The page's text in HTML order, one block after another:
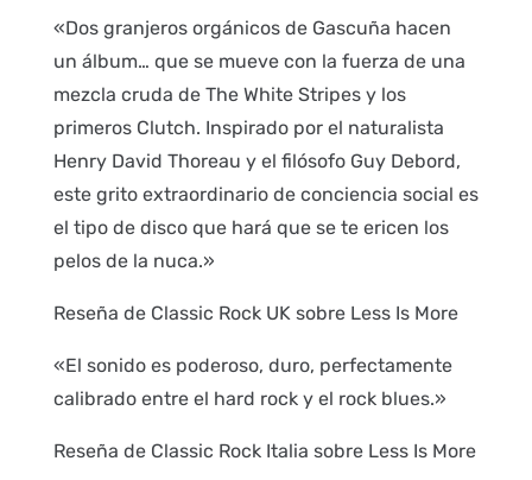
«Dos granjeros orgánicos de Gascuña hacen
un álbum… que se mueve con la fuerza de una
mezcla cruda de The White Stripes y los
primeros Clutch. Inspirado por el naturalista
Henry David Thoreau y el filósofo Guy Debord,
este grito extraordinario de conciencia social es
el tipo de disco que hará que se te ericen los
pelos de la nuca.»
Reseña de Classic Rock UK sobre Less Is More
«El sonido es poderoso, duro, perfectamente
calibrado entre el hard rock y el rock blues.»
Reseña de Classic Rock Italia sobre Less Is More